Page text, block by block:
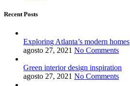
Recent Posts
Exploring Atlanta’s modern homes
agosto 27, 2021 No Comments
Green interior design inspiration
agosto 27, 2021 No Comments